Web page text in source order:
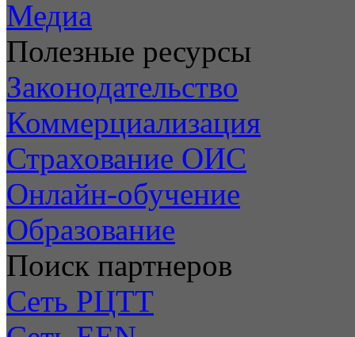
Медиа
Полезные ресурсы
Законодательство
Коммерциализация
Страхование ОИС
Онлайн-обучение
Образование
Поиск партнеров
Сеть РЦТТ